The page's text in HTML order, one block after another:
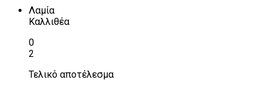
Λαμία
Καλλιθέα
0
2
Τελικό αποτέλεσμα